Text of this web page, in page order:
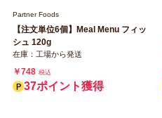
Partner Foods
【注文単位6個】Meal Menu フィッ
シュ 120g
在庫：工場から発送
￥748 税込
37ポイント獲得